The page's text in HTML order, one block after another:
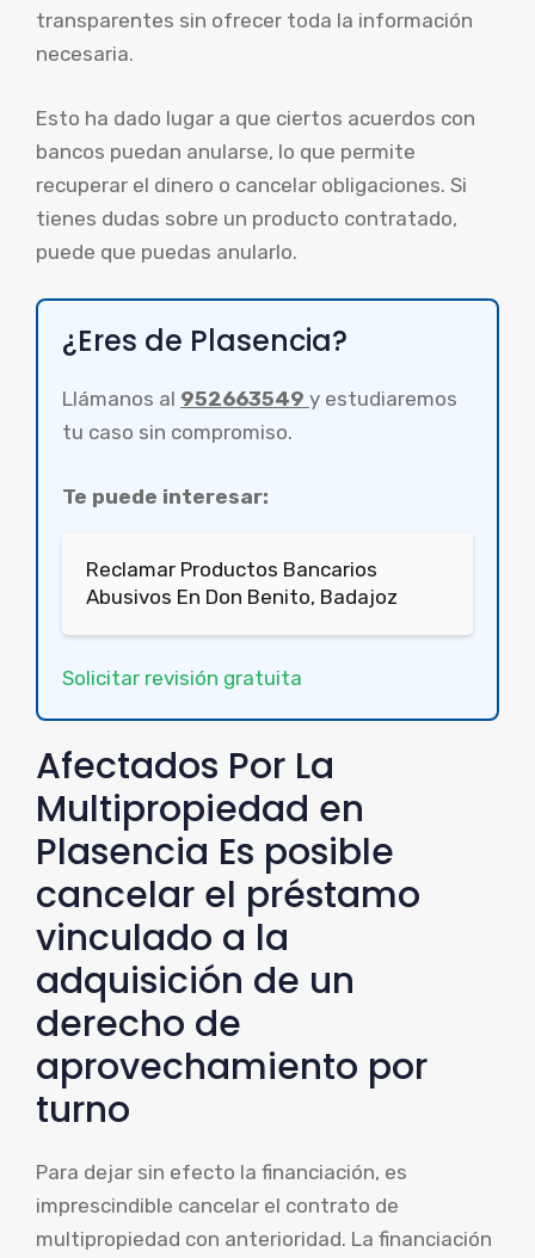
transparentes sin ofrecer toda la información
necesaria.
Esto ha dado lugar a que ciertos acuerdos con
bancos puedan anularse, lo que permite
recuperar el dinero o cancelar obligaciones. Si
tienes dudas sobre un producto contratado,
puede que puedas anularlo.
¿Eres de Plasencia?
Llámanos al 952663549 y estudiaremos
tu caso sin compromiso.
Te puede interesar:
Reclamar Productos Bancarios
Abusivos En Don Benito, Badajoz
Solicitar revisión gratuita
Afectados Por La
Multipropiedad en
Plasencia Es posible
cancelar el préstamo
vinculado a la
adquisición de un
derecho de
aprovechamiento por
turno
Para dejar sin efecto la financiación, es
imprescindible cancelar el contrato de
multipropiedad con anterioridad. La financiación